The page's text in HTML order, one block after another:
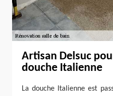
Artisan Delsuc
douche Italienne
La douche Italienne est